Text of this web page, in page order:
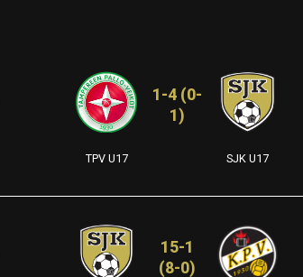
TPV U17
1-4 (0-
1)
SJK U17
15-1
(8-0)